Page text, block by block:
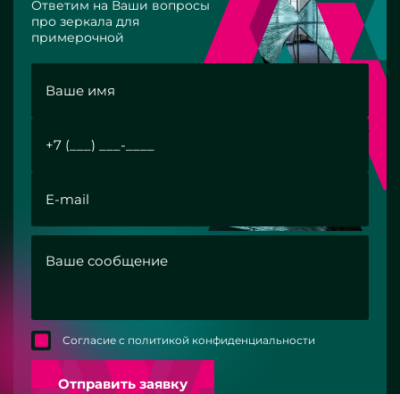
Ответим на Ваши вопросы
про зеркала для
примерочной
Согласие с политикой конфиденциальности
Отправить заявку